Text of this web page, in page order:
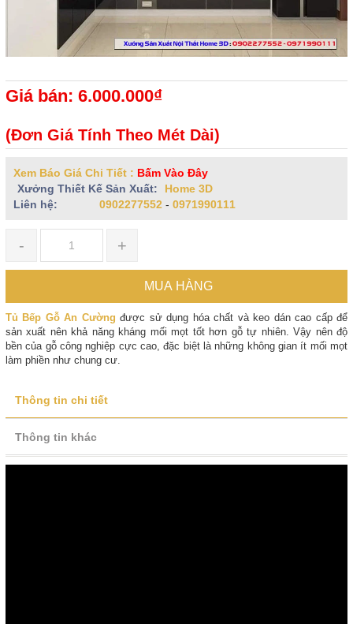
Giá bán: 6.000.000₫
(Đơn Giá Tính Theo Mét Dài)
Xem Báo Giá Chi Tiết : Bấm Vào Đây
Xưởng Thiết Kế Sản Xuất:
Home 3D
Liên hệ:
0902277552 - 0971990111
- +
MUA HÀNG
Tủ Bếp Gỗ An Cường được sử dụng hóa chất và keo dán cao cấp để
sản xuất nên khả năng kháng mối mọt tốt hơn gỗ tự nhiên. Vậy nên độ
bền của gỗ công nghiệp cực cao, đặc biệt là những không gian ít mối mọt
làm phiền như chung cư.
Thông tin chi tiết
Thông tin khác